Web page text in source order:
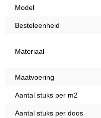
Model
Besteleenheid
Materiaal
Maatvoering
Aantal stuks per m2
Aantal stuks per doos